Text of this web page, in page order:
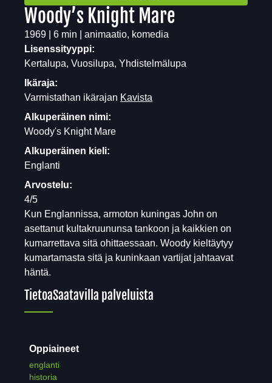
Woody’s Knight Mare
1969 | 6 min | animaatio, komedia
Lisenssityyppi:
Kertalupa, Vuosilupa, Yhdistelmälupa
Ikäraja:
Varmistathan ikärajan Kavista
Alkuperäinen nimi:
Woody's Knight Mare
Alkuperäinen kieli:
Englanti
Arvostelu:
4/5
Kun Englannissa, armoton kuningas John on
asettanut kultakruununsa tankoon ja kaikkien on
kumarrettava sitä ohittaessaan. Woody kieltäytyy
kumartamasta sitä ja kuninkaan vartijat jahtaavat
häntä.
TietoaSaatavilla palveluista
Oppiaineet
englanti
historia